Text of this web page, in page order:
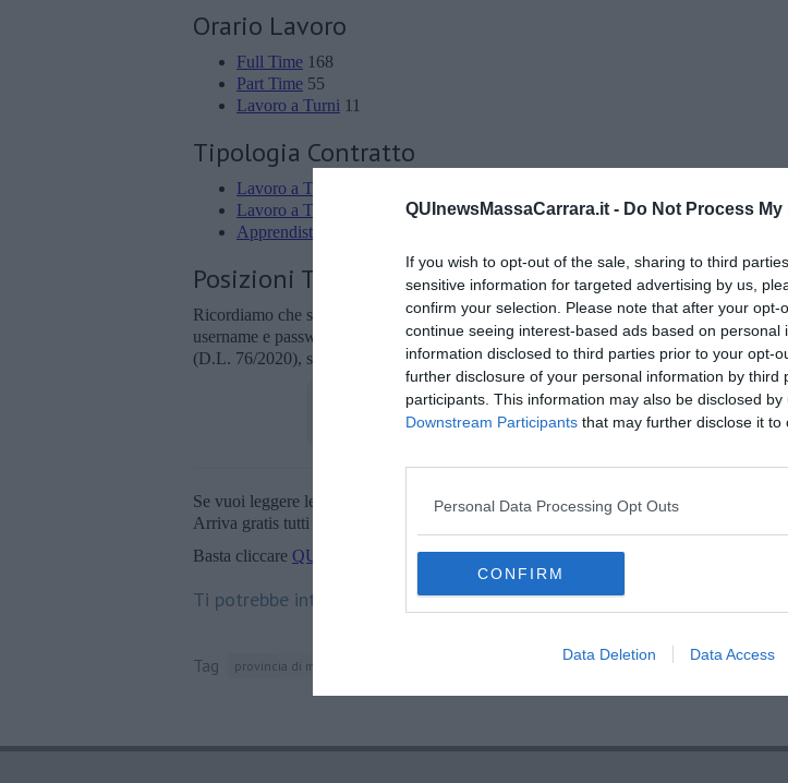
QUInewsMassaCarrara.it - Do Not Process
If you wish to opt-out of the sale, sharing to third
sensitive information for targeted advertising by us,
confirm your selection. Please note that after your
continue seeing interest-based ads based on
information disclosed to third parties prior to your opt-
further disclosure of your personal information by third
participants. This information may also be disclosed
Downstream Participants that may further disclose it to
Personal Data Processing Opt Outs
CONFIRM
Data Deletion Data Access
Orario Lavoro
Full Time 168
Part Time 55
Lavoro a Turni 11
Tipologia Contratto
Lavoro a Tempo Determinato
Lavoro a Tempo Indeterminato60
Apprendistato Professionalizzante O Contratto di Mestiere
Posizioni Totali: 221
Ricordiamo che sul sito web Toscana Lavorodella Regione Toscana non sarà più
username e password per le candidature alle offerte. L’accesso, come stabilito dal
(D.L. 76/2020), sarà possibile solo con l’utilizzo di SPID, CNS o CIE
Se vuoi leggere le notizie principali della Toscana iscriviti allaNewsletter QUInews -
Arriva gratis tutti i giorni alle 20:00 direttamente nella tua casella di posta.
Basta cliccare QUI
Ti potrebbe interessare anche:
Tag provincia di massa-carrara